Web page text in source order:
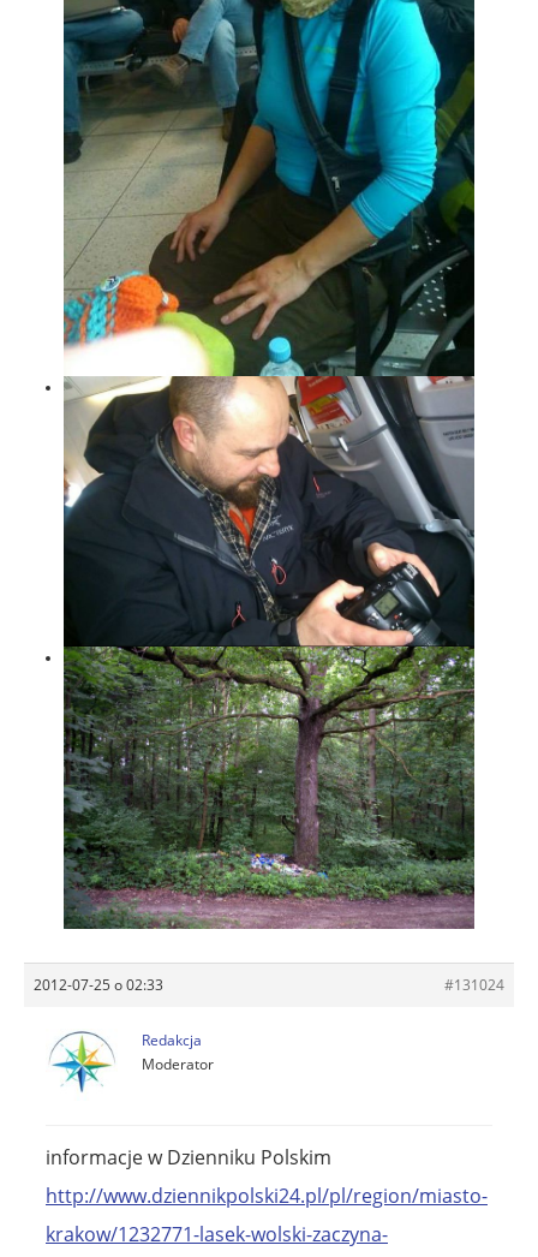
2012-07-25 o 02:33 #131024
Redakcja
Moderator
informacje w Dzienniku Polskim
http://www.dziennikpolski24.pl/pl/region/miasto-
krakow/1232771-lasek-wolski-zaczyna-